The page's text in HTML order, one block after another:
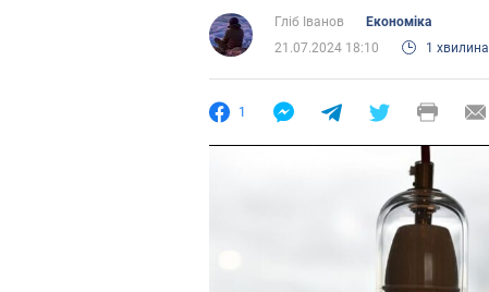
Гліб Іванов
Економіка
21.07.2024 18:10
1 хвилина
1